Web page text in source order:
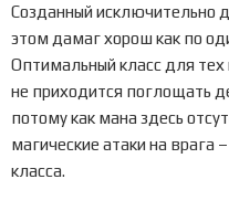
Созданный исключительно
этом дамаг хорош как по
Оптимальный класс для
не приходится поглощать
потому как мана здесь
магические атаки на врага
класса.